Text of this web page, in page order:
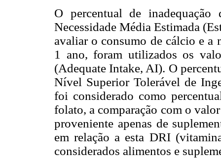
O percentual de
Necessidade Média Estimada
avaliar o consumo de cálcio e a
1 ano, foram utilizados os
(Adequate Intake, AI). O
Nível Superior Tolerável de
foi considerado como
folato, a comparação com o
proveniente apenas de
em relação a esta DRI
considerados alimentos e